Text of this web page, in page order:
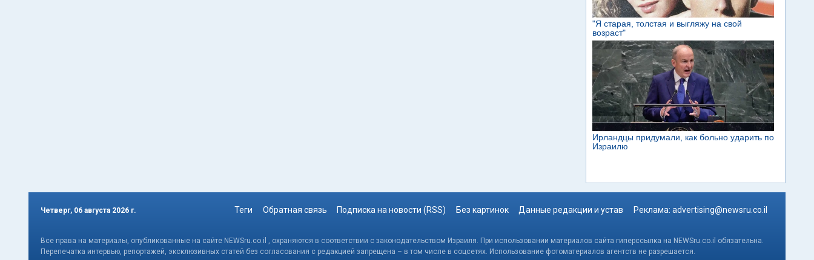
Четверг, 06 августа 2026 г. Теги Обратная связь Подписка на новости (RSS) Без картинок Данные редакции и устав Реклама: advertising@newsru.co.il
Все права на материалы, опубликованные на сайте NEWSru.co.il , охраняются в соответствии с законодательством Израиля. При использовании материалов сайта гиперссылка на NEWSru.co.il обязательна.
Перепечатка интервью, репортажей, эксклюзивных статей без согласования с редакцией запрещена – в том числе в соцсетях. Использование фотоматериалов агентств не разрешается.